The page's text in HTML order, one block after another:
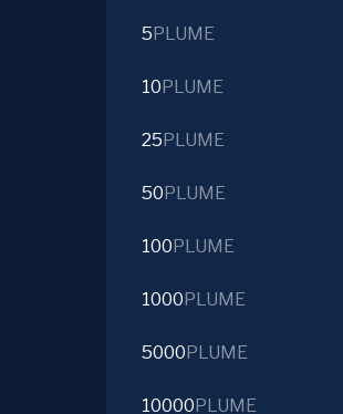
5PLUME
10PLUME
25PLUME
50PLUME
100PLUME
1000PLUME
5000PLUME
10000PLUME